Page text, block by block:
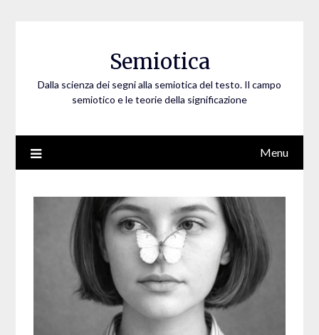
Semiotica
Dalla scienza dei segni alla semiotica del testo. Il campo
semiotico e le teorie della significazione
Menu